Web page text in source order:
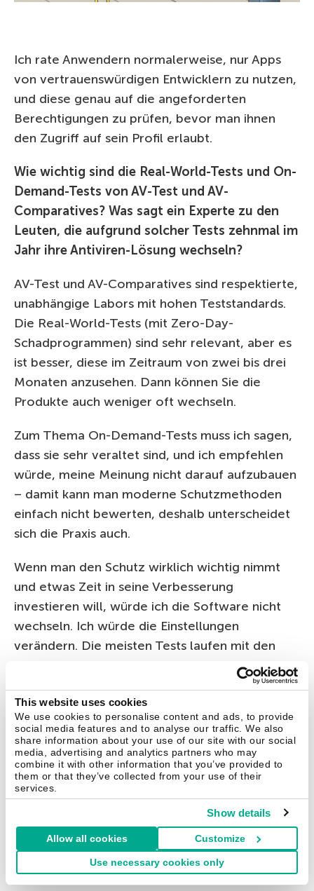
This website uses cookies
We use cookies to personalise content and ads, to provide
social media features and to analyse our traffic. We also
share information about your use of our site with our social
media, advertising and analytics partners who may
combine it with other information that you’ve provided to
them or that they’ve collected from your use of their
services.
Show details
Allow all cookies Customize
Use necessary cookies only
Ich rate Anwendern normalerweise, nur Apps
von vertrauenswürdigen Entwicklern zu nutzen,
und diese genau auf die angeforderten
Berechtigungen zu prüfen, bevor man ihnen
den Zugriff auf sein Profil erlaubt.
Wie wichtig sind die Real-World-Tests und On-
Demand-Tests von AV-Test und AV-
Comparatives? Was sagt ein Experte zu den
Leuten, die aufgrund solcher Tests zehnmal im
Jahr ihre Antiviren-Lösung wechseln?
AV-Test und AV-Comparatives sind respektierte,
unabhängige Labors mit hohen Teststandards.
Die Real-World-Tests (mit Zero-Day-
Schadprogrammen) sind sehr relevant, aber es
ist besser, diese im Zeitraum von zwei bis drei
Monaten anzusehen. Dann können Sie die
Produkte auch weniger oft wechseln.
Zum Thema On-Demand-Tests muss ich sagen,
dass sie sehr veraltet sind, und ich empfehlen
würde, meine Meinung nicht darauf aufzubauen
– damit kann man moderne Schutzmethoden
einfach nicht bewerten, deshalb unterscheidet
sich die Praxis auch.
Wenn man den Schutz wirklich wichtig nimmt
und etwas Zeit in seine Verbesserung
investieren will, würde ich die Software nicht
wechseln. Ich würde die Einstellungen
verändern. Die meisten Tests laufen mit den
Standardeinstellungen und sind damit irgendwo
zwischen Schutz und einfacher Bedienung.
Wenn Sie möchten, können Sie den Schutz
erheblich verbessern, indem Sie Kaspersky-
Software nutzen, die dafür bekannt ist,
weitreichende Einstellmöglichkeiten zu bieten.
In Kaspersky Internet Security können Sie zum
Beispiel alle unbekannten Programme sehr
stark limitieren (in der Standardeinstellung sind
sie nur leicht limitiert). Das blockiert den
Großteil der schädlichen Aktivitäten, erfordert